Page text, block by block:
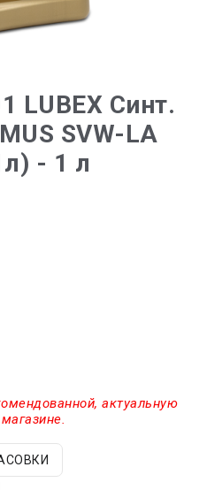
LUBEX Синт.
SVW-LA
- 1 л
актуальную